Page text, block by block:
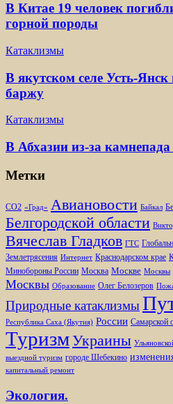
В Китае 19 человек
горной породы
Катаклизмы
В якутском селе Усть-Янск
баржу
Катаклизмы
В Абхазии из-за
Метки
CO2 «Град» Авиановости Байкал
Белгородской области
Вячеслав Гладков ГТС
Землетрясения Интернет Краснодарском крае
Минобороны России Москва Москве Москвы
Москвы Образование Олег Белозеров
Природные катаклизмы
Республика Саха (Якутия) России Самарской
ТуризмУкраины
выездной туризм городе Шебекино
капитальный ремонт
Экология.